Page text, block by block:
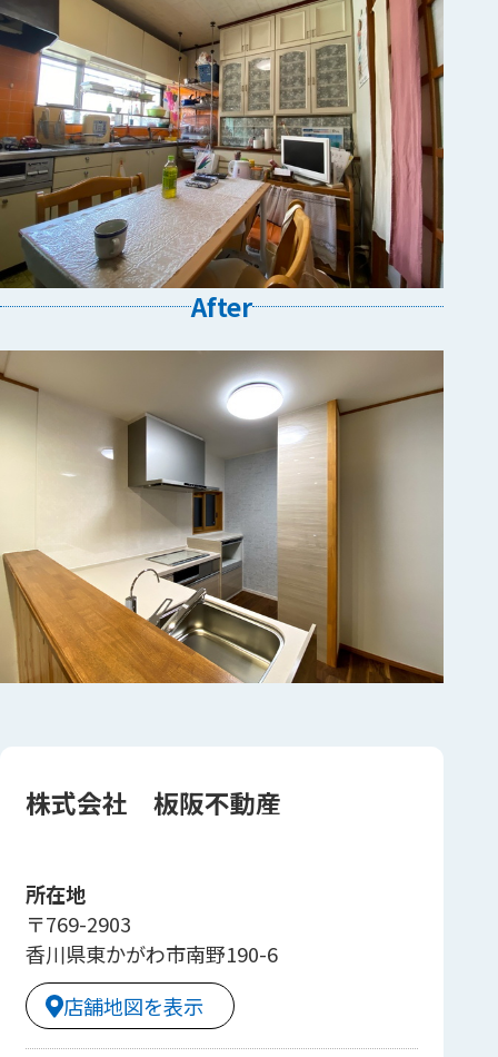
After
株式会社 板阪不動産
所在地
〒769-2903
香川県東かがわ市南野190-6
店舗地図を表示